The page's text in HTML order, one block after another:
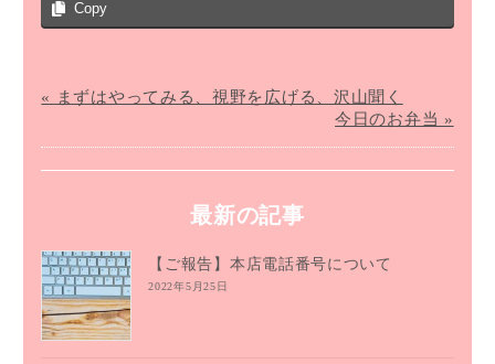
Copy
« まずはやってみる、視野を広げる、沢山聞く
今日のお弁当 »
最新の記事
【ご報告】本店電話番号について
2022年5月25日